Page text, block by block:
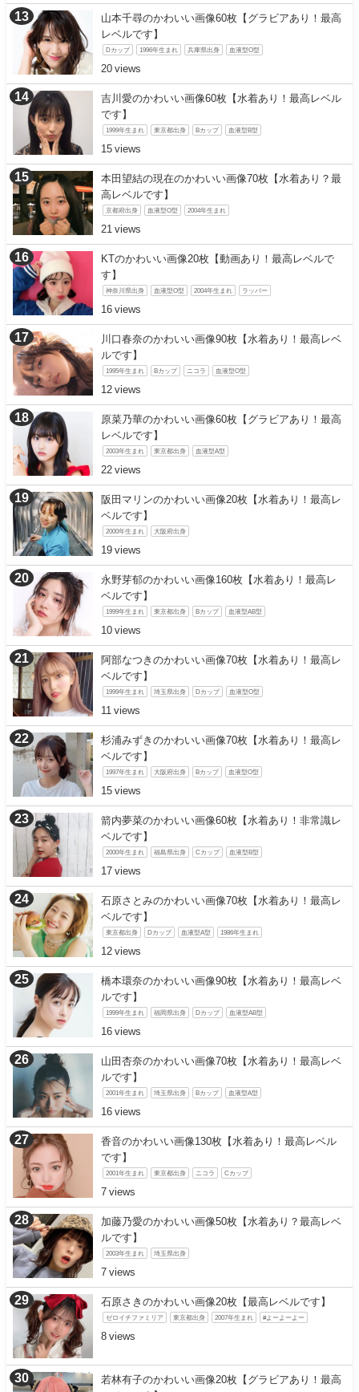
山本千尋のかわいい画像60枚【グラビアあり！最高
レベルです】
Dカップ 1996年生まれ 兵庫県出身 血液型O型
20
吉川愛のかわいい画像60枚【水着あり！最高レベル
です】
1999年生まれ 東京都出身 Bカップ 血液型B型
15
本田望結の現在のかわいい画像70枚【水着あり？最
高レベルです】
京都府出身 血液型O型 2004年生まれ
21
KTのかわいい画像20枚【動画あり！最高レベルで
す】
神奈川県出身 血液型O型 2004年生まれ ラッパー
16
川口春奈のかわいい画像90枚【水着あり！最高レベ
ルです】
1995年生まれ Bカップ ニコラ 血液型O型
12
原菜乃華のかわいい画像60枚【グラビアあり！最高
レベルです】
2003年生まれ 東京都出身 血液型A型
22
阪田マリンのかわいい画像20枚【水着あり！最高レ
ベルです】
2000年生まれ 大阪府出身
19
永野芽郁のかわいい画像160枚【水着あり！最高レ
ベルです】
1999年生まれ 東京都出身 Bカップ 血液型AB型
10
阿部なつきのかわいい画像70枚【水着あり！最高レ
ベルです】
1999年生まれ 埼玉県出身 Dカップ 血液型O型
11
杉浦みずきのかわいい画像70枚【水着あり！最高レ
ベルです】
1997年生まれ 大阪府出身 Bカップ 血液型O型
15
箭内夢菜のかわいい画像60枚【水着あり！非常識レ
ベルです】
2000年生まれ 福島県出身 Cカップ 血液型B型
17
石原さとみのかわいい画像70枚【水着あり！最高レ
ベルです】
東京都出身 Dカップ 血液型A型 1986年生まれ
12
橋本環奈のかわいい画像90枚【水着あり！最高レベ
ルです】
1999年生まれ 福岡県出身 Dカップ 血液型AB型
16
山田杏奈のかわいい画像70枚【水着あり！最高レベ
ルです】
2001年生まれ 埼玉県出身 Bカップ 血液型A型
16
香音のかわいい画像130枚【水着あり！最高レベル
です】
2001年生まれ 東京都出身 ニコラ Cカップ
7
加藤乃愛のかわいい画像50枚【水着あり？最高レベ
ルです】
2003年生まれ 埼玉県出身
7
石原さきのかわいい画像20枚【最高レベルです】
ゼロイチファミリア 東京都出身 2007年生まれ #よーよーよー
8
若林有子のかわいい画像20枚【グラビアあり！最高